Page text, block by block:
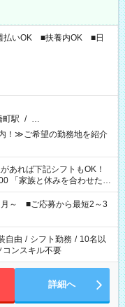
払いOK ■扶養内OK ■日
町駅 / …
！≫ご希望の勤務地を紹介
た
たい」 「できれば残業はし
※Wワーク希望
務時間と、もう1つのお仕事
る場合は応募できません。
月～ ■ご応募から最短2～3
自由 / シフト勤務 / 10名以
コンスキル不要
詳細へ